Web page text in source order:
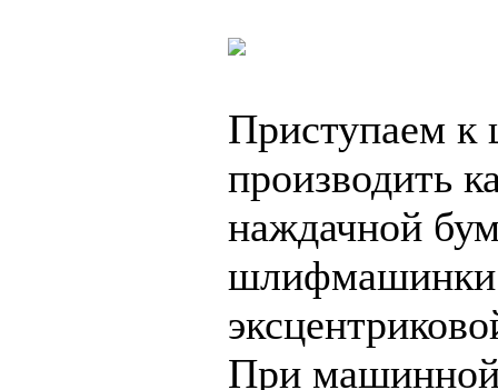
Приступаем
производить
наждачной
шлифмашинки
При машинной